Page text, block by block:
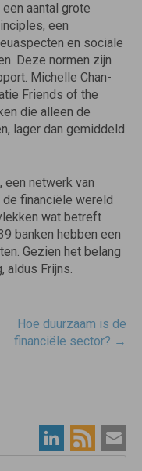
aantal grote
een
en sociale
Deze normen zijn
Michelle Chan-
Friends of the
die alleen de
lager dan gemiddeld
een netwerk van
financiële wereld
wat betreft
banken hebben een
Gezien het belang
aldus Frijns.
Hoe duurzaam is de
financiële sector? →